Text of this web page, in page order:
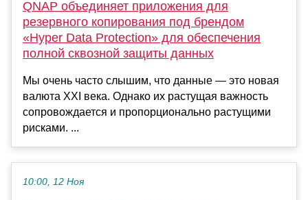
QNAP объединяет приложения для
резервного копирования под брендом
«Hyper Data Protection» для обеспечения
полной сквозной защиты данных
Мы очень часто слышим, что данные — это новая
валюта XXI века. Однако их растущая важность
сопровождается и пропорционально растущими
рисками. ...
10:00, 12 Ноя